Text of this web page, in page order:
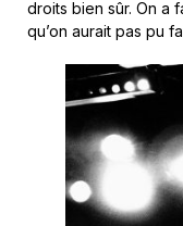
droits bien sûr. On a
qu’on aurait pas pu